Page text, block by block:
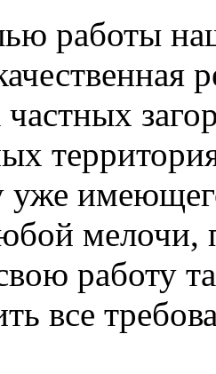
работы
уже
мелочи,
работу
все